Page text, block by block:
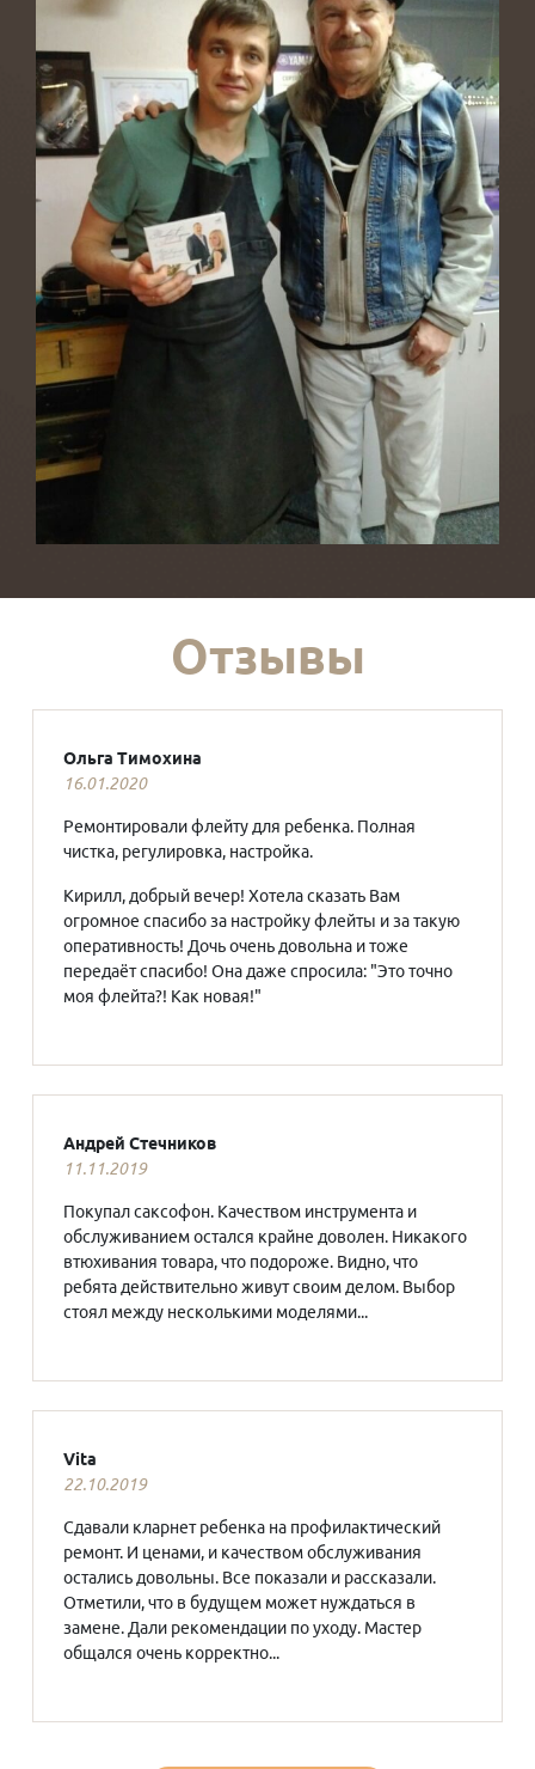
Отзывы
Ольга Тимохина
16.01.2020
Ремонтировали флейту для ребенка. Полная
чистка, регулировка, настройка.
Кирилл, добрый вечер! Хотела сказать Вам
огромное спасибо за настройку флейты и за такую
оперативность! Дочь очень довольна и тоже
передаёт спасибо! Она даже спросила: "Это точно
моя флейта?! Как новая!"
Андрей Стечников
11.11.2019
Покупал саксофон. Качеством инструмента и
обслуживанием остался крайне доволен. Никакого
втюхивания товара, что подороже. Видно, что
ребята действительно живут своим делом. Выбор
стоял между несколькими моделями...
Vita
22.10.2019
Сдавали кларнет ребенка на профилактический
ремонт. И ценами, и качеством обслуживания
остались довольны. Все показали и рассказали.
Отметили, что в будущем может нуждаться в
замене. Дали рекомендации по уходу. Мастер
общался очень корректно...